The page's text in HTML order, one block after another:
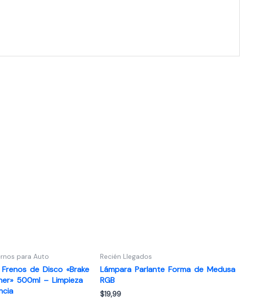
para Auto
de Disco «Brake
500ml – Limpieza
Recién Llegados
Lámpara Parlante Forma de Medusa
RGB
$19,99